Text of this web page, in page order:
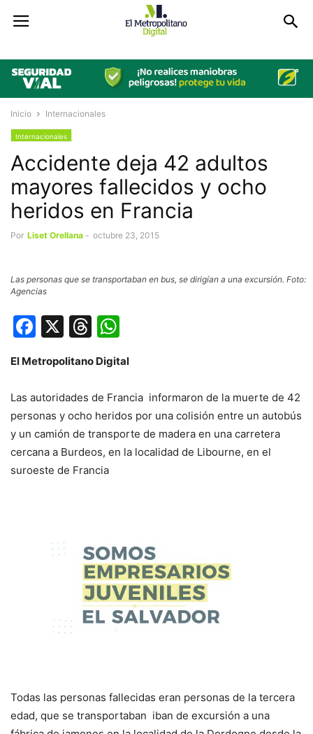
Inicio Internacionales
Internacionales
Accidente deja 42 adultos
mayores fallecidos y ocho
heridos en Francia
Por Liset Orellana - octubre 23, 2015
Las personas que se transportaban en bus, se dirigían a una excursión. Foto:
Agencias
Facebook
X Threads
El Metropolitano Digital
Las autoridades de Francia informaron de la muerte de 42
personas y ocho heridos por una colisión entre un autobús
y un camión de transporte de madera en una carretera
cercana a Burdeos, en la localidad de Libourne, en el
suroeste de Francia
Todas las personas fallecidas eran personas de la tercera
edad, que se transportaban iban de excursión a una